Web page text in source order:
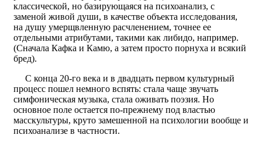
классической, но базирующаяся на психоанализ, с
заменой живой души, в качестве объекта исследования,
на душу умерщвленную расчленением, точнее ее
отдельными атрибутами, такими как либидо, например.
(Сначала Кафка и Камю, а затем просто порнуха и всякий
бред).
С конца 20-го века и в двадцать первом культурный
процесс пошел немного вспять: стала чаще звучать
симфоническая музыка, стала оживать поэзия. Но
основное поле остается по-прежнему под властью
масскультуры, круто замешенной на психологии вообще и
психоанализе в частности.